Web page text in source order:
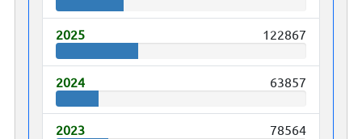
2025 122867
2024 63857
2023 78564